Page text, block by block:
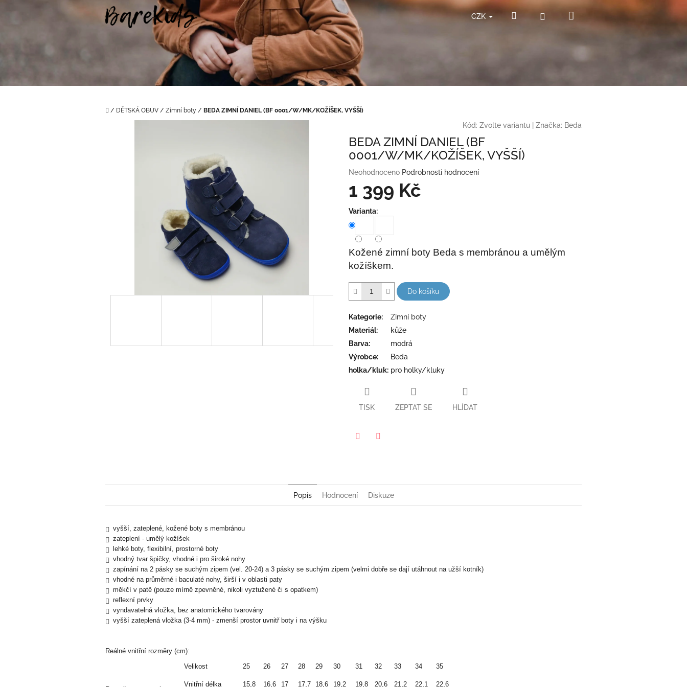
CZK HledatPřihlášeníNákupní
Domů
/ DĚTSKÁ OBUV / Zimní boty / BEDA ZIMNÍ DANIEL (BF 0001/W/MK/KOŽÍŠEK, VYŠŠÍ)
Kód: Zvolte variantu Značka: Beda
BEDA ZIMNÍ DANIEL (BF
0001/W/MK/KOŽÍŠEK, VYŠŠÍ)
Průměrné
produktu
0,0
z
hvězdiček.
Neohodnoceno Podrobnosti hodnocení
1 399 Kč
Měrná
Varianta:
Kožené zimní boty Beda s membránou a umělým
kožíškem.
Do košíku
Kategorie:
Zimní boty
Materiál:
kůže
Barva:
modrá
Výrobce:
Beda
holka/kluk: pro holky/kluky
TISK ZEPTAT SE HLÍDAT
Popis Hodnocení Diskuze
vyšší, zateplené, kožené boty s membránou
zateplení - umělý kožíšek
lehké boty, flexibilní, prostorné boty
vhodný tvar špičky, vhodné i pro široké nohy
zapínání na 2 pásky se suchým zipem (vel. 20-24) a 3 pásky se suchým zipem (velmi dobře se dají utáhnout na užší kotník)
vhodné na průměrné i baculaté nohy, širší i v oblasti paty
měkčí v patě (pouze mírně zpevněné, nikoli vyztužené či s opatkem)
reflexní prvky
vyndavatelná vložka, bez anatomického tvarovány
vyšší zateplená vložka (3-4 mm) - zmenší prostor uvnitř boty i na výšku
Reálné vnitřní rozměry (cm):
Velikost
25 26 27 28 29 30 31 32 33 34 35
Vnitřní délka 15,8 16,6 17 17,7 18,6 19,2 19,8 20,6 21,2 22,1 22,6